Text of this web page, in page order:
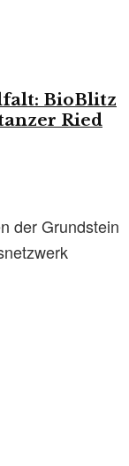
BioBlitz
Ried
der Grundstein